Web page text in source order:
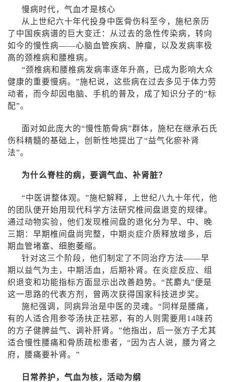
慢病时代，气血才是核心
从上世纪六十年代投身中医骨伤科至今，施杞亲历
了中国疾病谱的巨大变迁：从过去的急性传染病，转向
如今的慢性病——心脑血管疾病、肿瘤，以及发病率极
高的颈椎病和腰椎病。
“颈椎病和腰椎病发病率逐年升高，已成为影响大众
健康的重要慢病。”施杞说，这些病在过去多见于体力劳
动者，而今却因电脑、手机的普及，成了知识分子的“标
配”。
面对如此庞大的“慢性筋骨病”群体，施杞在继承石氏
伤科精髓的基础上，创新性地提出了“益气化瘀补肾
法”。
为什么脊柱的病，要调气血、补肾脏？
“中医讲整体观。”施杞解释，上世纪八九十年代，他
的团队便开始用现代科学方法研究椎间盘退变的规律。
通过动物实验，他们发现椎间盘的退化分为早、中、晚
三期：早期椎间盘尚完整，中期炎症介质释放增多，后
期血管堵塞、细胞萎缩。
针对这三个阶段，他们制定了不同治疗方法——早
期以益气为主，中期活血，后期补肾。在炎症反应、组
织退变和功能指标方面显示出改善趋势。“芪麝丸”便是
这一思路的代表方剂，曾两次获得国家科技进步奖。
施杞强调，同病异治是中医的灵魂。“同样是腰痛，
有的人适合用参苓汤扶正祛邪，有的人则需要用 14味药
的方子健脾益气、调补肝肾。”他指出，后一张方子尤其
适合慢性腰痛和骨质疏松患者，“因为古人说，腰为肾之
府，腰痛要补肾。”
日常养护，气血为核，活动为纲